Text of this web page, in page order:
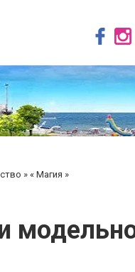
» « Магия »